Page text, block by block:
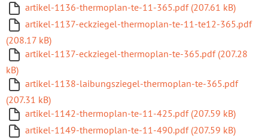
artikel-1136-thermoplan-te-11-365.pdf (207.61 kB)
artikel-1137-eckziegel-thermoplan-te-11-te12-365.pdf
(208.17 kB)
artikel-1137-eckziegel-thermoplan-te-365.pdf (207.28
kB)
artikel-1138-laibungsziegel-thermoplan-te-365.pdf
(207.31 kB)
artikel-1142-thermoplan-te-11-425.pdf (207.59 kB)
artikel-1149-thermoplan-te-11-490.pdf (207.59 kB)